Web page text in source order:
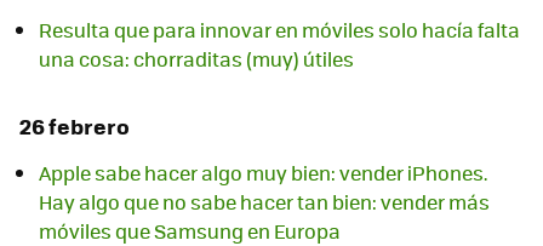
Resulta que para innovar en móviles solo hacía falta
una cosa: chorraditas (muy) útiles
26 febrero
Apple sabe hacer algo muy bien: vender iPhones.
Hay algo que no sabe hacer tan bien: vender más
móviles que Samsung en Europa